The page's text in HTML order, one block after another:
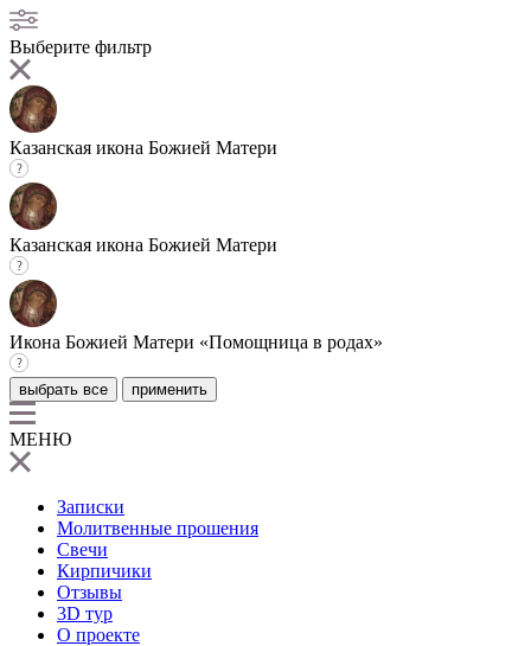
Выберите фильтр
Казанская икона Божией Матери
Казанская икона Божией Матери
Икона Божией Матери «Помощница в родах»
выбрать все применить
МЕНЮ
Записки
Молитвенные прошения
Свечи
Кирпичики
Отзывы
3D тур
О проекте